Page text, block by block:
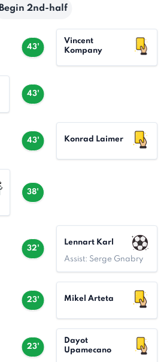
Begin 2nd-half
43'
Vincent
Kompany
43'
43' Konrad Laimer
38'
32'
Lennart Karl
Assist: Serge Gnabry
23' Mikel Arteta
23'
Dayot
Upamecano